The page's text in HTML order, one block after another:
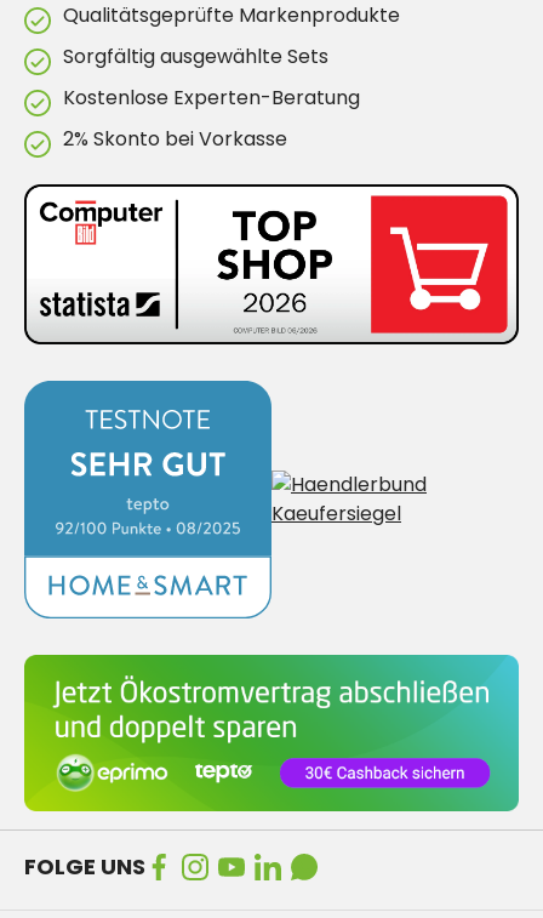
Qualitätsgeprüfte Markenprodukte
Sorgfältig ausgewählte Sets
Kostenlose Experten-Beratung
2% Skonto bei Vorkasse
FOLGE UNS